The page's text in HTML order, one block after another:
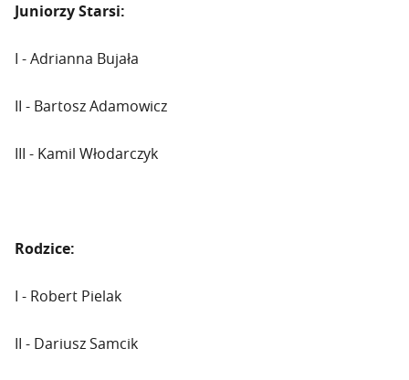
Juniorzy Starsi:
I - Adrianna Bujała
II - Bartosz Adamowicz
III - Kamil Włodarczyk
Rodzice:
I - Robert Pielak
II - Dariusz Samcik